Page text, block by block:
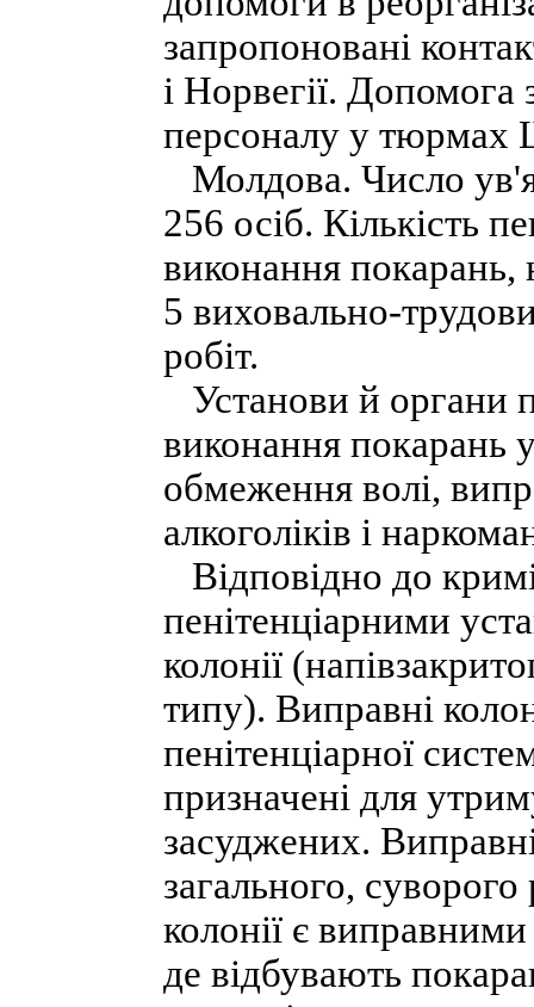
запропоновані
і Норвегії. Допомога
персоналу у тюрмах
Молдова. Число
256 осіб. Кількість
виконання покарань,
5 виховально-
робіт.
Установи й органи
виконання покарань
обмеження волі,
алкоголіків і
Відповідно до
пенітенціарними
колонії
типу). Виправні
пенітенціарної
призначені для
засуджених.
загального,
колонії є
де відбувають